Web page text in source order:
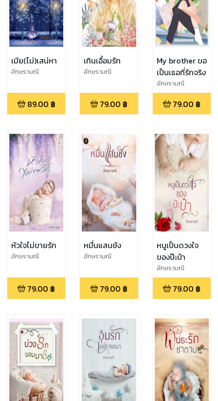
เมีย(ไม่)เสน่หา
อักษรามณี
89.00 ฿
เกินเอื้อมรัก
อักษรามณี
79.00 ฿
My brother ขอ
เป็นเธอที่รักจริง
อักษรามณี
79.00 ฿
หัวใจไม่ขายรัก
อักษรามณี
79.00 ฿
หมื่นแสนชัง
อักษรามณี
79.00 ฿
หนูเป็นดวงใจ
ของป๊ะป๋า
อักษรามณี
79.00 ฿